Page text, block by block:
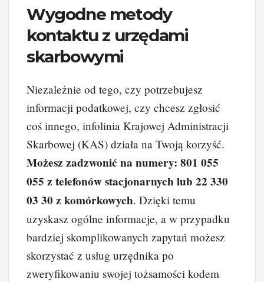
Wygodne metody
kontaktu z urzędami
skarbowymi
Niezależnie od tego, czy potrzebujesz
informacji podatkowej, czy chcesz zgłosić
coś innego, infolinia Krajowej Administracji
Skarbowej (KAS) działa na Twoją korzyść.
Możesz zadzwonić na numery: 801 055
055 z telefonów stacjonarnych lub 22 330
03 30 z komórkowych. Dzięki temu
uzyskasz ogólne informacje, a w przypadku
bardziej skomplikowanych zapytań możesz
skorzystać z usług urzędnika po
zweryfikowaniu swojej tożsamości kodem